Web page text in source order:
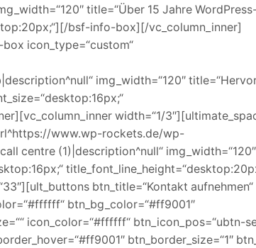
title=“Über 15 Jahre
bsf-info-box][/vc_column_inner]
icon_type=“custom“
img_width=“120″
width=“1/
www.wp-rockets.de/wp-
centre (1)|description^null“ img_width=“120″
btn_title=“Kontakt aufnehmen“
btn_bg_color=“#ff9001″
icon_color=“#ffffff“ btn_icon_pos=“ubtn-
btn_border_size=“1″